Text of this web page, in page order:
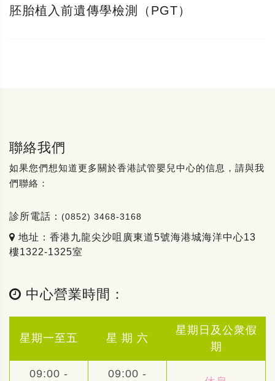
胚胎植入前遺傳學檢測（PGT）
聯絡我們
如果您們想知道更多關於香港試管嬰兒中心的信息，請與我
們聯絡：
診所電話： (0852) 3468-3168
地址：香港九龍尖沙咀廣東道5號海港城海洋中心13
樓1322-1325室
中心營業時間：
星期一至五 星 期 六
星期日及公衆假
期
09:00 - 09:00 -